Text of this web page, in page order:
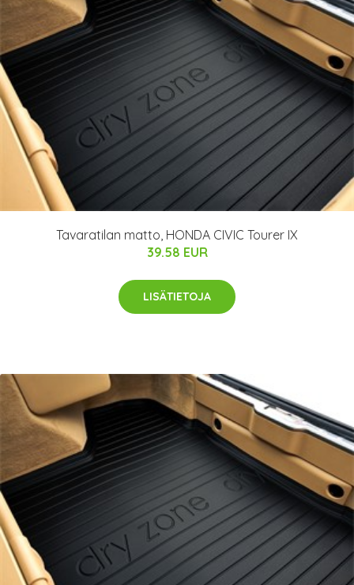
Tavaratilan matto, HONDA CIVIC Tourer IX
39.58 EUR
LISÄTIETOJA